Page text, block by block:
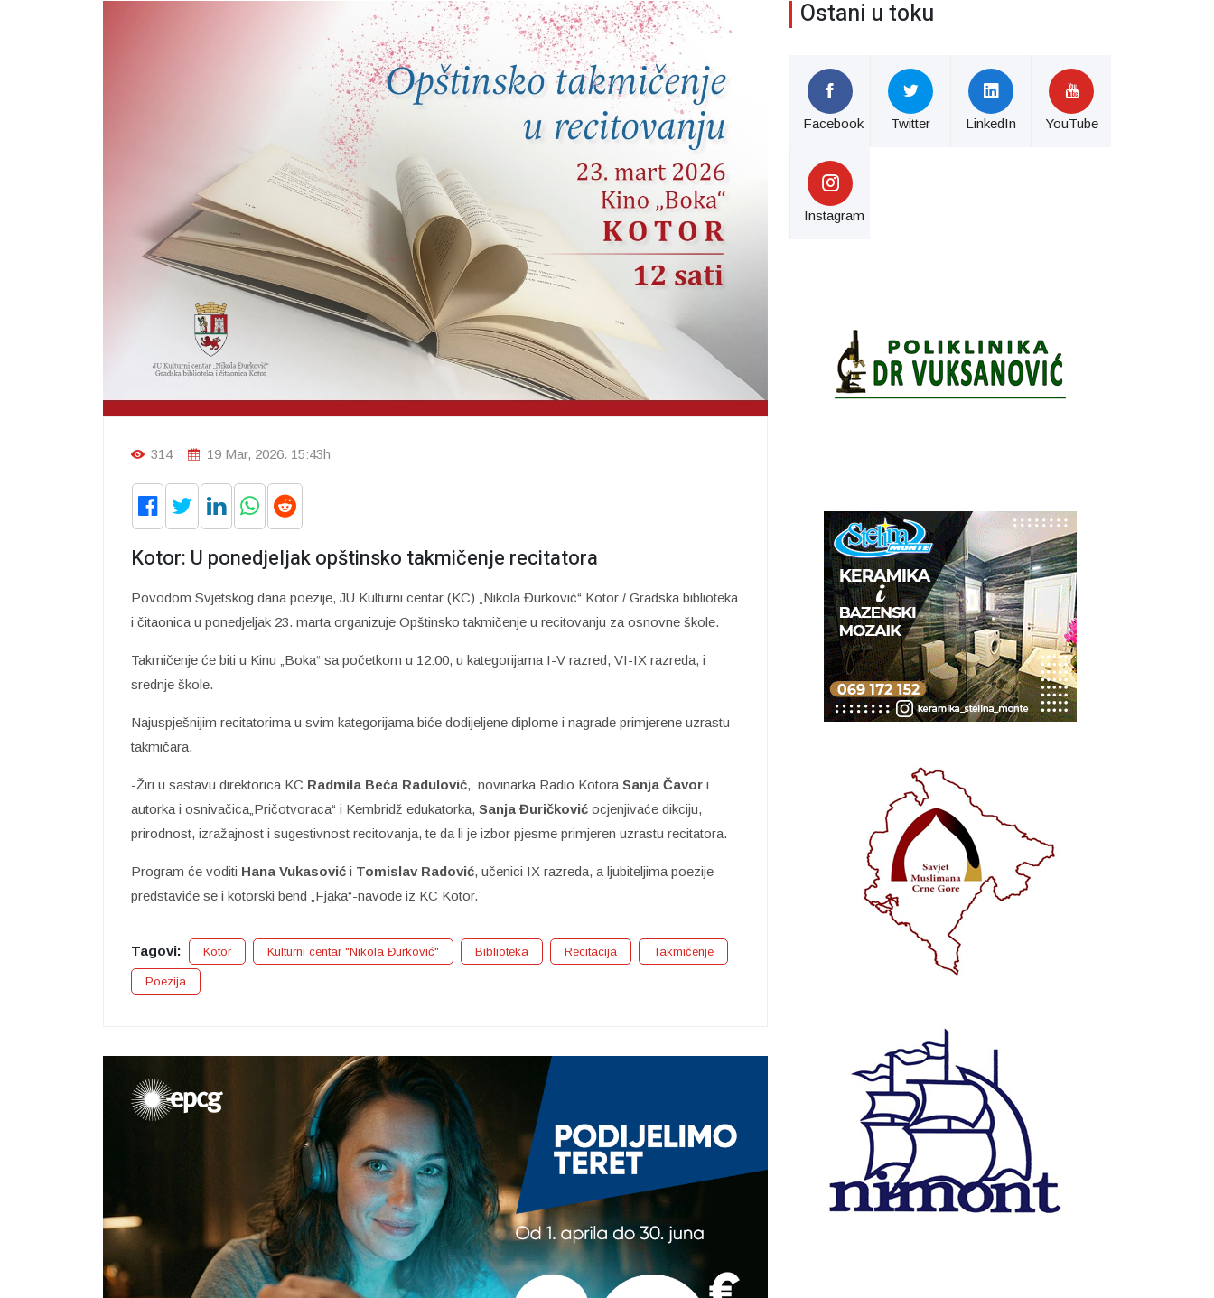
314 19 Mar, 2026. 15:43h
Kotor: U ponedjeljak opštinsko takmičenje recitatora
Povodom Svjetskog dana poezije, JU Kulturni centar (KC) „Nikola Đurković“ Kotor / Gradska biblioteka
i čitaonica u ponedjeljak 23. marta organizuje Opštinsko takmičenje u recitovanju za osnovne škole.
Takmičenje će biti u Kinu „Boka“ sa početkom u 12:00, u kategorijama I-V razred, VI-IX razreda, i
srednje škole.
Najuspješnijim recitatorima u svim kategorijama biće dodijeljene diplome i nagrade primjerene uzrastu
takmičara.
-Žiri u sastavu direktorica KC Radmila Beća Radulović, novinarka Radio Kotora Sanja Čavor i
autorka i osnivačica„Pričotvoraca“ i Kembridž edukatorka, Sanja Đuričković ocjenjivaće dikciju,
prirodnost, izražajnost i sugestivnost recitovanja, te da li je izbor pjesme primjeren uzrastu recitatora.
Program će voditi Hana Vukasović i Tomislav Radović, učenici IX razreda, a ljubiteljima poezije
predstaviće se i kotorski bend „Fjaka“-navode iz KC Kotor.
Tagovi: Kotor Kulturni centar "Nikola Đurković" Biblioteka Recitacija Takmičenje
Poezija
Ostani u toku
Facebook Twitter LinkedIn YouTube
Instagram